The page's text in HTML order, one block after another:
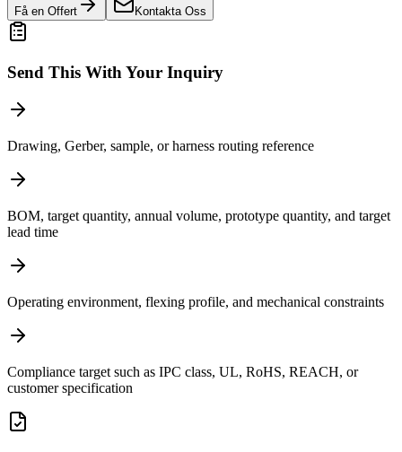
Få en Offert Kontakta Oss
Send This With Your Inquiry
Drawing, Gerber, sample, or harness routing reference
BOM, target quantity, annual volume, prototype quantity, and target
lead time
Operating environment, flexing profile, and mechanical constraints
Compliance target such as IPC class, UL, RoHS, REACH, or
customer specification